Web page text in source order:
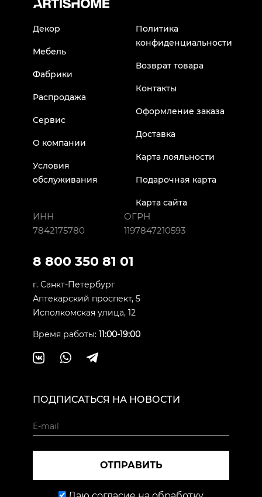
Декор
Мебель
Фабрики
Распродажа
Сервис
О компании
Условия
обслуживания
Политика
конфиденциальности
Возврат товара
Контакты
Оформление заказа
Доставка
Карта лояльности
Подарочная карта
Карта сайта
ИНН
7842175780
ОГРН
1197847210593
8 800 350 81 01
г. Санкт-Петербург
Аптекарский проспект, 5
Исполкомская улица, 12
Время работы: 11:00-19:00
ПОДПИСАТЬСЯ НА НОВОСТИ
ОТПРАВИТЬ